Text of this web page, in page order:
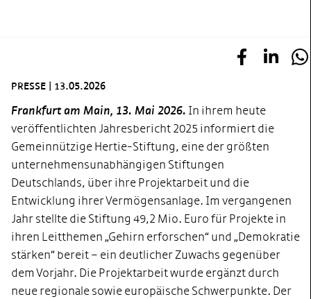
PRESSE 13.05.2026
Frankfurt am Main, 13. Mai 2026. In ihrem heute
veröffentlichten Jahresbericht 2025 informiert die
Gemeinnützige Hertie-Stiftung, eine der größten
unternehmensunabhängigen Stiftungen
Deutschlands, über ihre Projektarbeit und die
Entwicklung ihrer Vermögensanlage. Im vergangenen
Jahr stellte die Stiftung 49,2 Mio. Euro für Projekte in
ihren Leitthemen „Gehirn erforschen“ und „Demokratie
stärken“ bereit – ein deutlicher Zuwachs gegenüber
dem Vorjahr. Die Projektarbeit wurde ergänzt durch
neue regionale sowie europäische Schwerpunkte. Der